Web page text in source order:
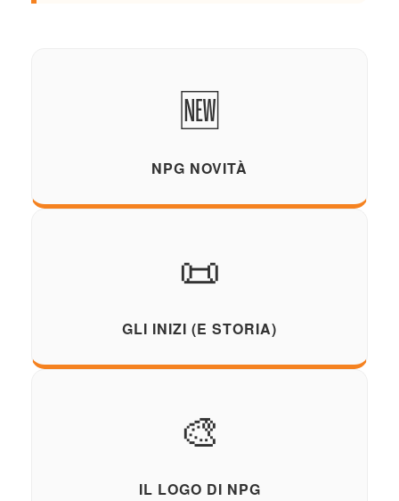
🆕
NPG NOVITÀ
📜
GLI INIZI (E STORIA)
🎨
IL LOGO DI NPG